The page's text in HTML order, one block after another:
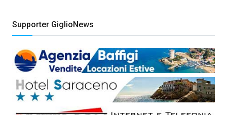
Supporter GiglioNews